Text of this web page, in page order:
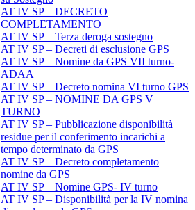
AT IV SP – DECRETO
COMPLETAMENTO
AT IV SP – Terza deroga sostegno
AT IV SP – Decreti di esclusione GPS
AT IV SP – Nomine da GPS VII turno-
ADAA
AT IV SP – Decreto nomina VI turno GPS
AT IV SP – NOMINE DA GPS V
TURNO
AT IV SP – Pubblicazione disponibilità
residue per il conferimento incarichi a
tempo determinato da GPS
AT IV SP – Decreto completamento
nomine da GPS
AT IV SP – Nomine GPS- IV turno
AT IV SP – Disponibilità per la IV nomina